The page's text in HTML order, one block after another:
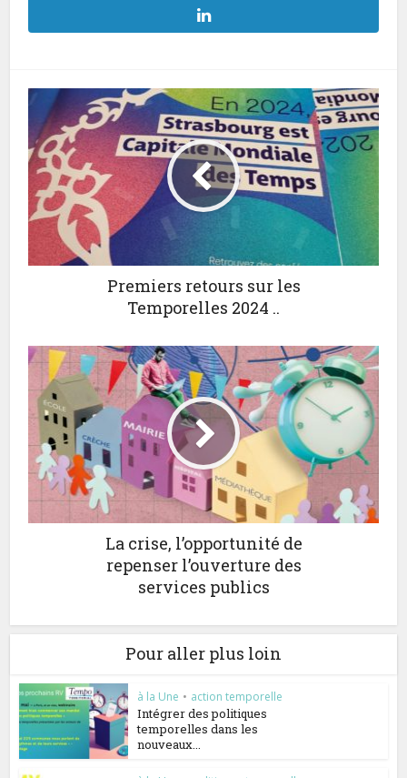
Premiers retours sur les
Temporelles 2024 ..
La crise, l’opportunité de
repenser l’ouverture des
services publics
Pour aller plus loin
à la Une • action temporelle
Intégrer des politiques
temporelles dans les
nouveaux...